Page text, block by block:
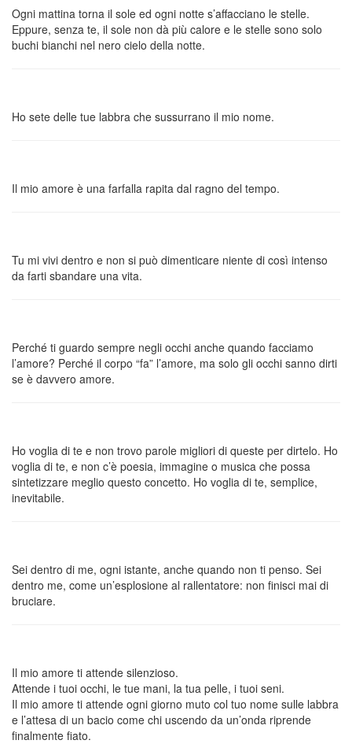
Ogni mattina torna il sole ed ogni notte s’affacciano le stelle.
Eppure, senza te, il sole non dà più calore e le stelle sono solo
buchi bianchi nel nero cielo della notte.
Ho sete delle tue labbra che sussurrano il mio nome.
Il mio amore è una farfalla rapita dal ragno del tempo.
Tu mi vivi dentro e non si può dimenticare niente di così intenso
da farti sbandare una vita.
Perché ti guardo sempre negli occhi anche quando facciamo
l’amore? Perché il corpo “fa” l’amore, ma solo gli occhi sanno dirti
se è davvero amore.
Ho voglia di te e non trovo parole migliori di queste per dirtelo. Ho
voglia di te, e non c’è poesia, immagine o musica che possa
sintetizzare meglio questo concetto. Ho voglia di te, semplice,
inevitabile.
Sei dentro di me, ogni istante, anche quando non ti penso. Sei
dentro me, come un’esplosione al rallentatore: non finisci mai di
bruciare.
Il mio amore ti attende silenzioso.
Attende i tuoi occhi, le tue mani, la tua pelle, i tuoi seni.
Il mio amore ti attende ogni giorno muto col tuo nome sulle labbra
e l’attesa di un bacio come chi uscendo da un’onda riprende
finalmente fiato.